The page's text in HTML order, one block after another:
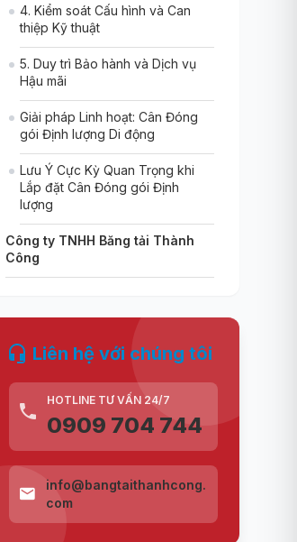
4. Kiểm soát Cấu hình và Can
thiệp Kỹ thuật
5. Duy trì Bảo hành và Dịch vụ
Hậu mãi
Giải pháp Linh hoạt: Cân Đóng
gói Định lượng Di động
Lưu Ý Cực Kỳ Quan Trọng khi
Lắp đặt Cân Đóng gói Định
lượng
Công ty TNHH Băng tải Thành
Công
Liên hệ với chúng tôi
HOTLINE TƯ VẤN 24/7
0909 704 744
info@bangtaithanhcong.
com